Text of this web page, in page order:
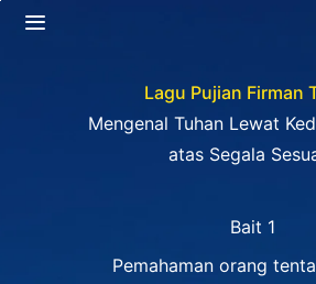
Lagu Pujian Firman
Mengenal Tuhan Lewat
atas Segala
Bait 1
Pemahaman orang